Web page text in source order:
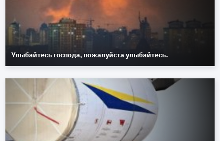
Улыбайтесь господа, пожалуйста улыбайтесь.